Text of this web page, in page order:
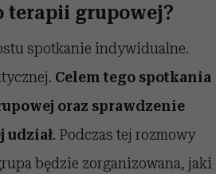
terapii grupowej?
spotkanie indywidualne.
Celem tego spotkania
oraz sprawdzenie
udział. Podczas tej rozmowy
będzie zorganizowana, jaki